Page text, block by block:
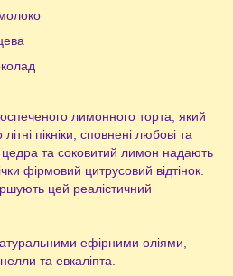
лимонного торта, який
пікніки, сповнені любові та
та соковитий лимон надають
фірмовий цитрусовий відтінок.
цей реалістичний
ефірними оліями,
та евкаліпта.